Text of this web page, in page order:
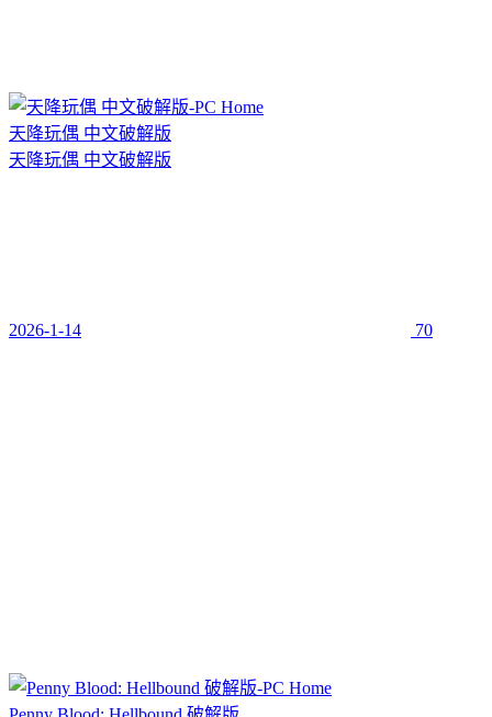
天降玩偶 中文破解版
天降玩偶 中文破解版
2026-1-14 70